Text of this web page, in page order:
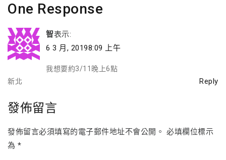
One Response
智表示:
6 3 月, 20198:09 上午
我想要約3/11晚上6點
新北
Reply
發佈留言
發佈留言必須填寫的電子郵件地址不會公開。 必填欄位標示
為*